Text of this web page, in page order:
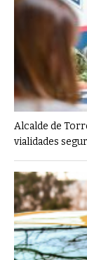
Alcalde de
vialidades